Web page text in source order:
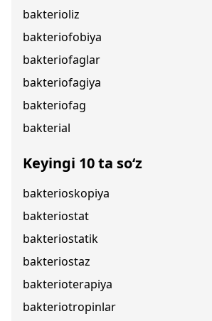
bakterioliz
bakteriofobiya
bakteriofaglar
bakteriofagiya
bakteriofag
bakterial
Keyingi 10 ta so‘z
bakterioskopiya
bakteriostat
bakteriostatik
bakteriostaz
bakterioterapiya
bakteriotropinlar